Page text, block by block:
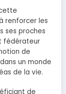
renforcer les
ses proches
fédérateur
de
un monde
de la vie.
de